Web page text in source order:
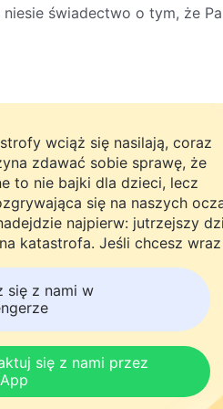
niesie świadectwo o tym, że
już grupę zwycięzców. Wielu
zostały odpuszczone
po swoim powrocie nie
w dniach
poznać odpowiedzi na te
wciąż się nasilają, coraz
zdawać sobie sprawę, że
to nie bajki dla dzieci, lecz
się na naszych
najpierw: jutrzejszy
katastrofa. Jeśli chcesz
Pana i znaleźć
Bożą ochroną, kliknij
aby dołączyć do
Nie odkładaj tego do jutra.
się z nami w
się z nami przez